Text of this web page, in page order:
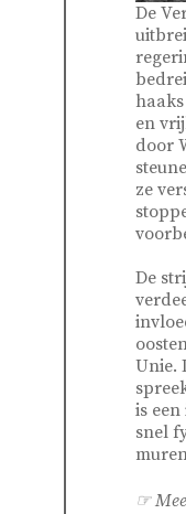
De
en
door
ze
De
Unie.
is
snel
☞